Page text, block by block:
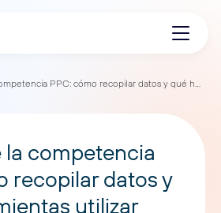
Análisis de la competencia PPC: cómo recopilar datos y qué herramientas utilizar
la competencia
recopilar datos y
utilizar